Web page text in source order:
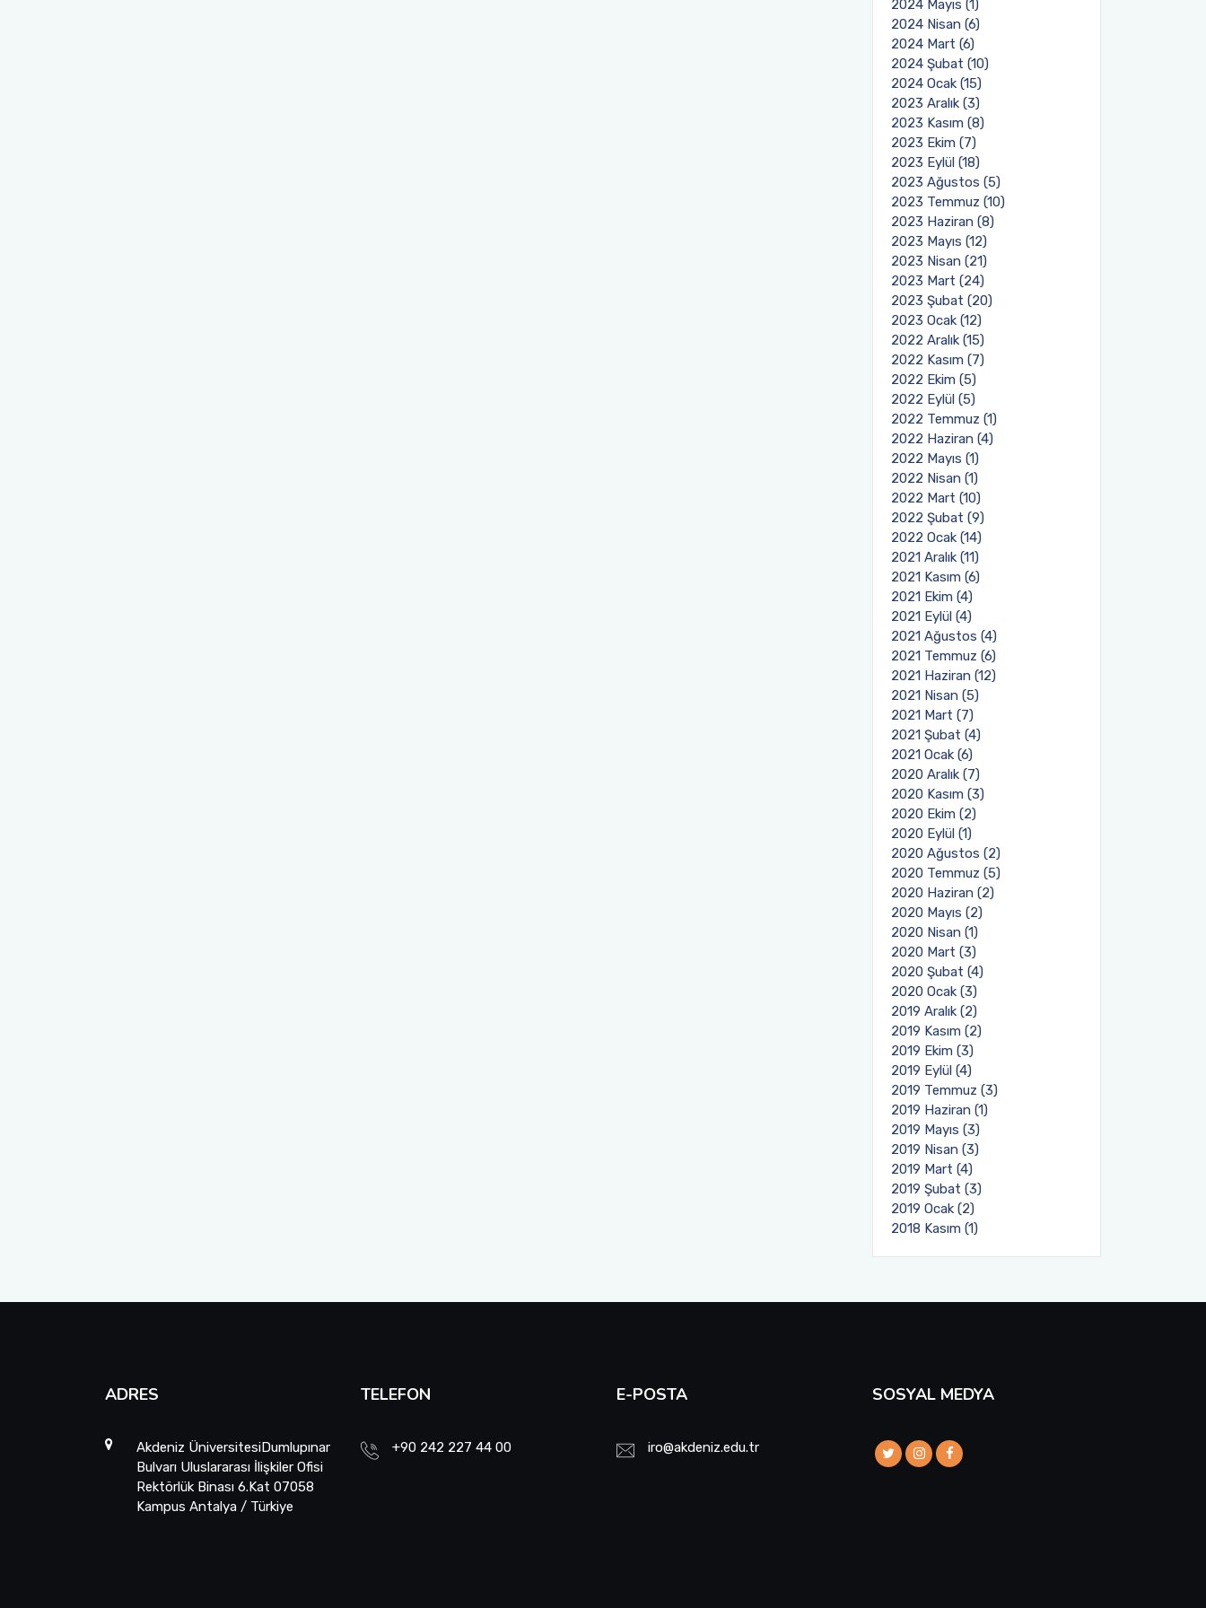
2024 Mayıs (1)
2024 Nisan (6)
2024 Mart (6)
2024 Şubat (10)
2024 Ocak (15)
2023 Aralık (3)
2023 Kasım (8)
2023 Ekim (7)
2023 Eylül (18)
2023 Ağustos (5)
2023 Temmuz (10)
2023 Haziran (8)
2023 Mayıs (12)
2023 Nisan (21)
2023 Mart (24)
2023 Şubat (20)
2023 Ocak (12)
2022 Aralık (15)
2022 Kasım (7)
2022 Ekim (5)
2022 Eylül (5)
2022 Temmuz (1)
2022 Haziran (4)
2022 Mayıs (1)
2022 Nisan (1)
2022 Mart (10)
2022 Şubat (9)
2022 Ocak (14)
2021 Aralık (11)
2021 Kasım (6)
2021 Ekim (4)
2021 Eylül (4)
2021 Ağustos (4)
2021 Temmuz (6)
2021 Haziran (12)
2021 Nisan (5)
2021 Mart (7)
2021 Şubat (4)
2021 Ocak (6)
2020 Aralık (7)
2020 Kasım (3)
2020 Ekim (2)
2020 Eylül (1)
2020 Ağustos (2)
2020 Temmuz (5)
2020 Haziran (2)
2020 Mayıs (2)
2020 Nisan (1)
2020 Mart (3)
2020 Şubat (4)
2020 Ocak (3)
2019 Aralık (2)
2019 Kasım (2)
2019 Ekim (3)
2019 Eylül (4)
2019 Temmuz (3)
2019 Haziran (1)
2019 Mayıs (3)
2019 Nisan (3)
2019 Mart (4)
2019 Şubat (3)
2019 Ocak (2)
2018 Kasım (1)
ADRES
Akdeniz ÜniversitesiDumlupınar
Bulvarı Uluslararası İlişkiler Ofisi
Rektörlük Binası 6.Kat 07058
Kampus Antalya / Türkiye
TELEFON
+90 242 227 44 00
E-POSTA
iro@akdeniz.edu.tr
SOSYAL MEDYA